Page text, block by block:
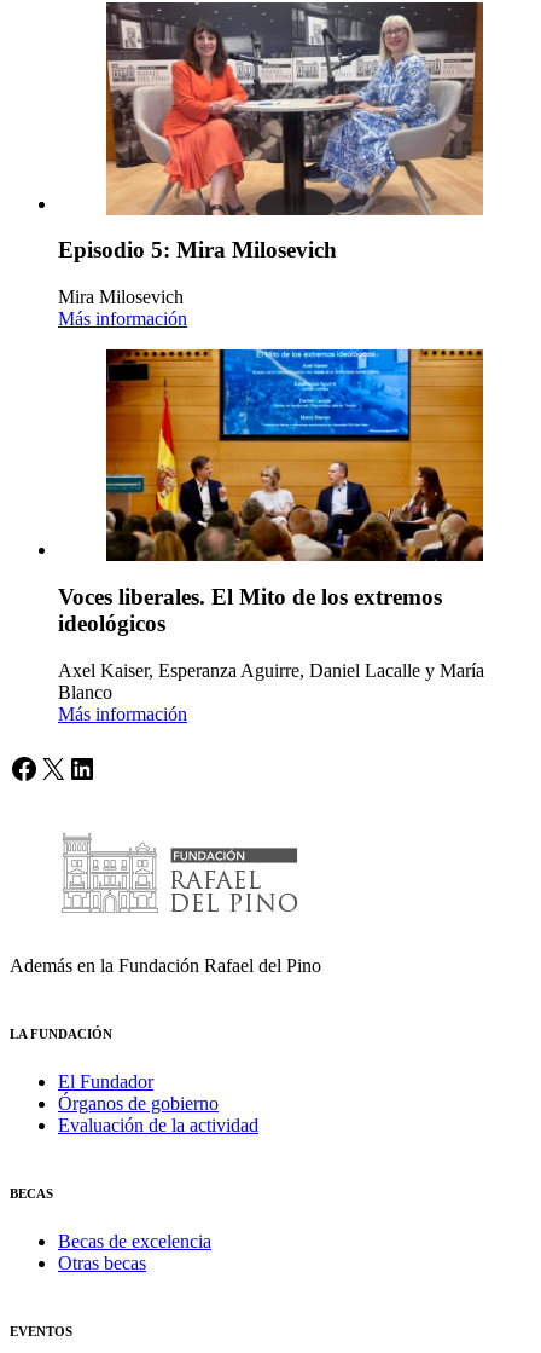
Episodio 5: Mira Milosevich
Mira Milosevich
Más información
Voces liberales. El Mito de los extremos
ideológicos
Axel Kaiser, Esperanza Aguirre, Daniel Lacalle y María
Blanco
Más información
Facebook
X LinkedIn
Además en la Fundación Rafael del Pino
LA FUNDACIÓN
El Fundador
Órganos de gobierno
Evaluación de la actividad
BECAS
Becas de excelencia
Otras becas
EVENTOS